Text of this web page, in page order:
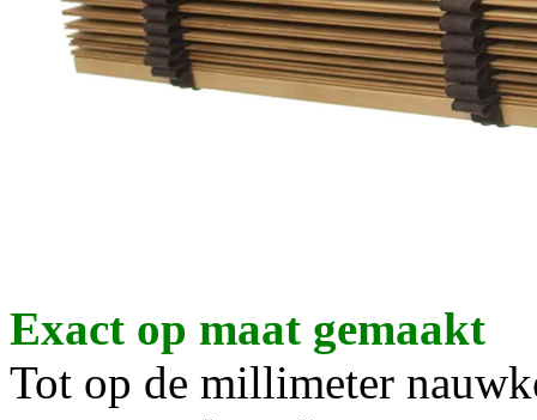
Exact op maat gemaakt
Tot op de millimeter